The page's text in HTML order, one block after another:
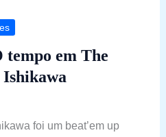
tempo em The
foi um beat’em up